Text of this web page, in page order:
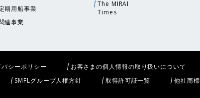
期用船事業
連事業
The MIRAI
Times
バシーポリシー お客さまの個人情報の取り扱いについて
SMFLグループ人権方針 取得許可証一覧 他社商